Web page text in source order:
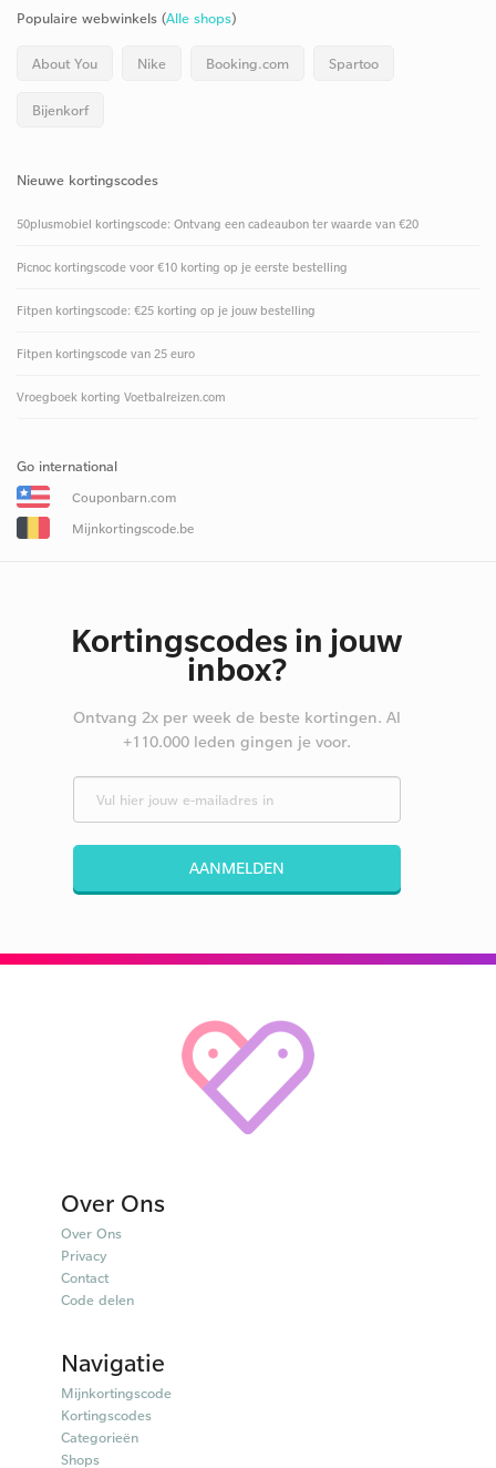
Populaire webwinkels (Alle shops)
About You Nike Booking.com Spartoo
Bijenkorf
Nieuwe kortingscodes
50plusmobiel kortingscode: Ontvang een cadeaubon ter waarde van €20
Picnoc kortingscode voor €10 korting op je eerste bestelling
Fitpen kortingscode: €25 korting op je jouw bestelling
Fitpen kortingscode van 25 euro
Vroegboek korting Voetbalreizen.com
Go international
Couponbarn.com
Mijnkortingscode.be
Kortingscodes in jouw
inbox?
Ontvang 2x per week de beste kortingen. Al
+110.000 leden gingen je voor.
AANMELDEN
Over Ons
Over Ons
Privacy
Contact
Code delen
Navigatie
Mijnkortingscode
Kortingscodes
Categorieën
Shops